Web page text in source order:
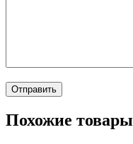
Похожие товары